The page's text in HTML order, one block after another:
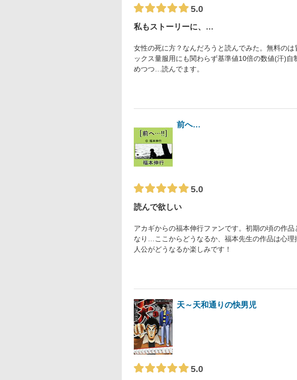
5.0
私もストーリーに、…
女性の死に方？なんだろうと読んでみた。無料の
ックス量服用にも関わらず基準値10倍の数値(汗)
めつつ…読んでます。
前へ…
5.0
読んで欲しい
アカギからの福本伸行ファンです。初期の頃の作
なり…ここからどうなるか、福本先生の作品は心
人公がどうなるか楽しみです！
天～天和通りの快男児
5.0